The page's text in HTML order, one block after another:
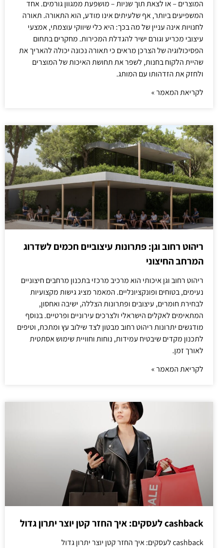
המוצרים – או לצאת תוך שניות – מושפעת ממגוון גורמים. אחד
המשפיעים ביותר, אף שלעיתים אינו מודע, הוא התאורה. תאורה
לחנויות אינה עניין של מה בכך: היא כלי שיווקי עוצמתי, אמצעי
עיצובי מכריע וגורם ישיר להגדלת המכירות. מחקרים בתחום
הפסיכולוגיה של הצרכן מראים כי תאורה נכונה יכולה להאריך את
שהיית הלקוח בחנות, לשפר את תחושת האיכות של המוצרים
ולחזק את הזדהותו עם המותג.
לקריאת המאמר »
ריהוט רחוב וגן: פתרונות עיצוביים חכמים לשדרוג
המרחב החיצוני
ריהוט רחוב וגן איכותי הוא מרכיב מרכזי בתכנון מרחבים חיצוניים
נעימים, בטוחים ופונקציונליים. המאמר מציג גישות מקצועיות
לבחירת חומרים, עיצובים ופתרונות הצללה, ישיבה ואחסון,
המתאימים לאקלים הישראלי ולצרכים עירוניים ופרטיים. בנוסף
מודגשים יתרונות ריהוט רחוב מבטון לצד שילוב עץ ומתכת, וטיפים
לתכנון מקדים שיבטיח עמידות, נוחות וחוויית שימוש אסתטית
לאורך זמן.
לקריאת המאמר »
cashback לעסקים: איך החזר קטן יוצר יתרון גדול
cashback לעסקים: איך החזר קטן יוצר יתרון גדול